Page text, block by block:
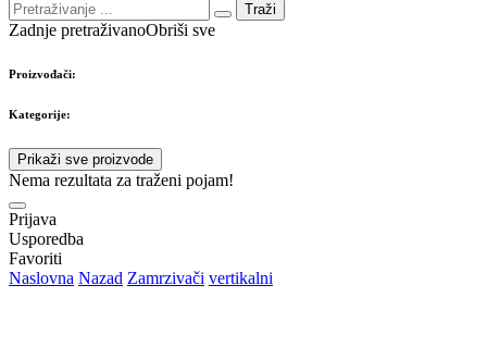
Traži
Zadnje pretraživanoObriši sve
Proizvođači:
Kategorije:
Prikaži sve proizvode
Nema rezultata za traženi pojam!
Prijava
Usporedba
Favoriti
Naslovna Nazad Zamrzivači vertikalni